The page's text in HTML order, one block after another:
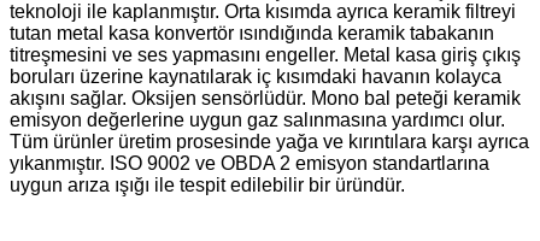
teknoloji ile kaplanmıştır. Orta kısımda ayrıca keramik filtreyi
tutan metal kasa konvertör ısındığında keramik tabakanın
titreşmesini ve ses yapmasını engeller. Metal kasa giriş çıkış
boruları üzerine kaynatılarak iç kısımdaki havanın kolayca
akışını sağlar. Oksijen sensörlüdür. Mono bal peteği keramik
emisyon değerlerine uygun gaz salınmasına yardımcı olur.
Tüm ürünler üretim prosesinde yağa ve kırıntılara karşı ayrıca
yıkanmıştır. ISO 9002 ve OBDA 2 emisyon standartlarına
uygun arıza ışığı ile tespit edilebilir bir üründür.